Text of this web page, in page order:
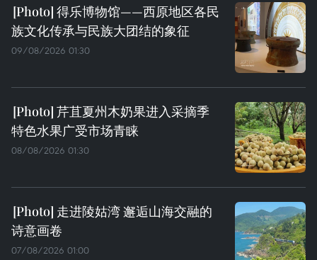
得乐博物馆——西原地区各民
族文化传承与民族大团结的象征
09/08/2026 01:30
芹苴夏州木奶果进入采摘季
特色水果广受市场青睐
08/08/2026 01:30
走进陵姑湾 邂逅山海交融的
诗意画卷
07/08/2026 01:00